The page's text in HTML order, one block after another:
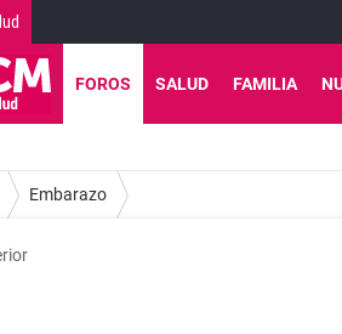
FOROS SALUD FAMILIA
Embarazo